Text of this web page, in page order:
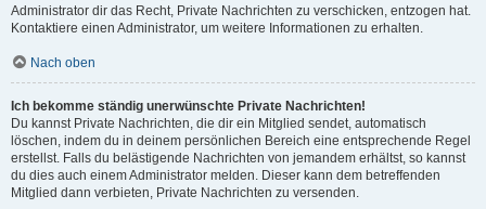
Administrator dir das Recht, Private Nachrichten zu verschicken, entzogen hat.
Kontaktiere einen Administrator, um weitere Informationen zu erhalten.
Nach oben
Ich bekomme ständig unerwünschte Private Nachrichten!
Du kannst Private Nachrichten, die dir ein Mitglied sendet, automatisch
löschen, indem du in deinem persönlichen Bereich eine entsprechende Regel
erstellst. Falls du belästigende Nachrichten von jemandem erhältst, so kannst
du dies auch einem Administrator melden. Dieser kann dem betreffenden
Mitglied dann verbieten, Private Nachrichten zu versenden.